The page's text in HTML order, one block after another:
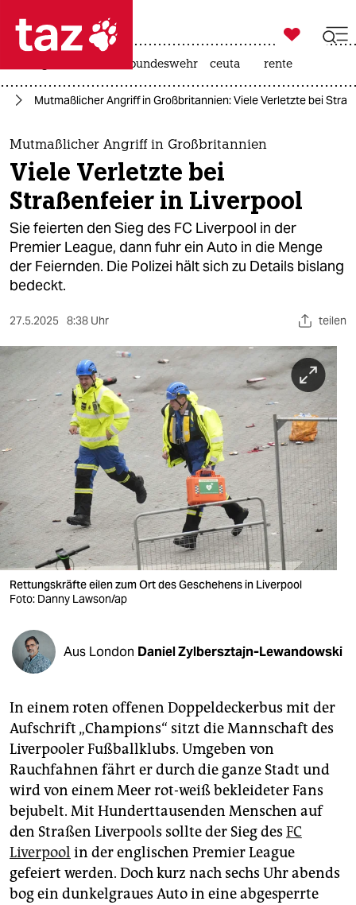
 taz zahl ich
taz zahl ich
themen
politik
öko
gesellschaft
kultur
sport
berlin
nord
wahrheit
verlag
verlag
veranstaltungen
shop
fragen & hilfe
abo
epaper login

taz zahl ich
bundeswehr ceuta rente
Mutmaßlicher Angriff in Großbritannien: Viele Verletzte bei
Mutmaßlicher Angriff in Großbritannien
Viele Verletzte bei
Straßenfeier in Liverpool
Sie feierten den Sieg des FC Liverpool in der
Premier League, dann fuhr ein Auto in die Menge
der Feiernden. Die Polizei hält sich zu Details bislang
bedeckt.
27.5.2025 8:38 Uhr teilen
Rettungskräfte eilen zum Ort des Geschehens in Liverpool
Foto: Danny Lawson/ap
Aus London Daniel Zylbersztajn-Lewandowski
In einem roten offenen Doppeldeckerbus mit der
Aufschrift „Champions“ sitzt die Mannschaft des
Liverpooler Fußballklubs. Umgeben von
Rauchfahnen fährt er durch die ganze Stadt und
wird von einem Meer rot-weiß bekleideter Fans
bejubelt. Mit Hunderttausenden Menschen auf
den Straßen Liverpools sollte der Sieg des FC
Liverpool in der englischen Premier League
gefeiert werden. Doch kurz nach sechs Uhr abends
bog ein dunkelgraues Auto in eine abgesperrte